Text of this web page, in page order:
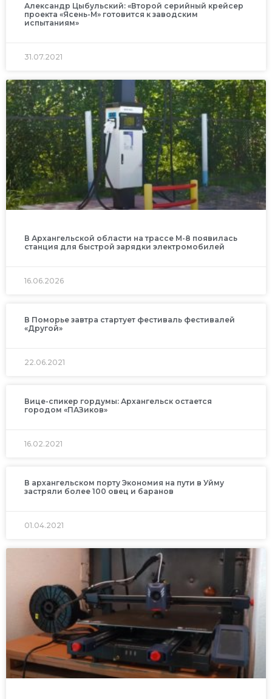
Александр Цыбульский: «Второй серийный крейсер
проекта «Ясень-М» готовится к заводским
испытаниям»
31.07.2021
В Архангельской области на трассе М-8 появилась
станция для быстрой зарядки электромобилей
16.06.2026
В Поморье завтра стартует фестиваль фестивалей
«Другой»
22.06.2021
Вице-спикер гордумы: Архангельск остается
городом «ПАЗиков»
16.02.2021
В архангельском порту Экономия на пути в Уйму
застряли более 100 овец и баранов
01.04.2021